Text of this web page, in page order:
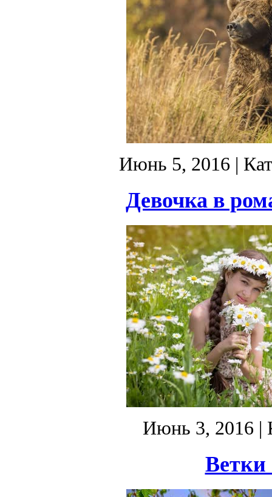
Июнь 5, 2016 |
Девочка в
Июнь 3, 2016 |
Ветки